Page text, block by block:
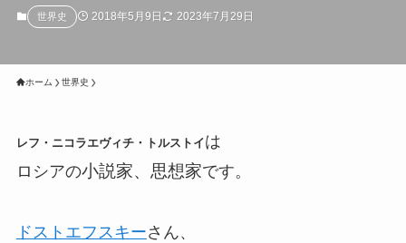
世界史 2018年5月9日 2023年7月29日
ホーム 世界史
レフ・ニコラエヴィチ・トルストイは
ロシアの小説家、思想家です。
ドストエフスキーさん、